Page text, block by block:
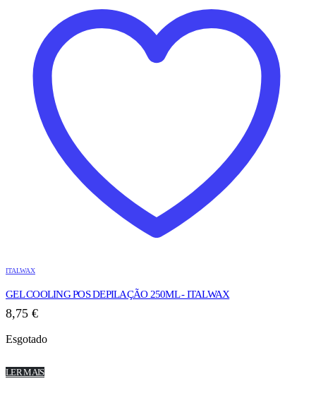
ITALWAX
GEL COOLING POS DEPILAÇÃO 250ML - ITALWAX
8,75 €
Esgotado
LER MAIS